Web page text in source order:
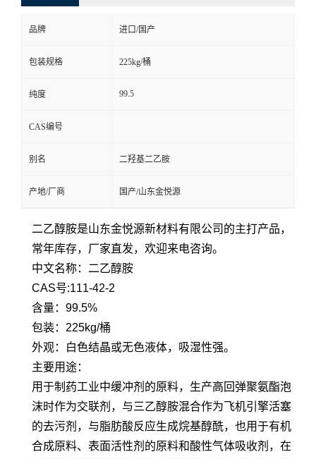
品牌 进口/国产
包装规格 225kg/桶
纯度 99.5
CAS编号
别名 二羟基二乙胺
产地/厂商 国产/山东金悦源
二乙醇胺是山东金悦源新材料有限公司的主打产品，
常年库存，厂家直发，欢迎来电咨询。
中文名称：二乙醇胺
CAS号:111-42-2
含量：99.5%
包装：225kg/桶
外观：白色结晶或无色液体，吸湿性强。
主要用途：
用于制药工业中缓冲剂的原料，生产高回弹聚氨酯泡
沫时作为交联剂，与三乙醇胺混合作为飞机引擎活塞
的去污剂，与脂肪酸反应生成烷基醇酰，也用于有机
合成原料、表面活性剂的原料和酸性气体吸收剂，在